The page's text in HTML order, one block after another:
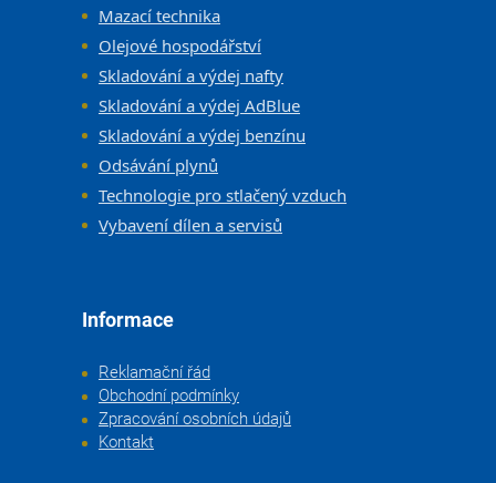
Mazací technika
Olejové hospodářství
Skladování a výdej nafty
Skladování a výdej AdBlue
Skladování a výdej benzínu
Odsávání plynů
Technologie pro stlačený vzduch
Vybavení dílen a servisů
Informace
Reklamační řád
Obchodní podmínky
Zpracování osobních údajů
Kontakt